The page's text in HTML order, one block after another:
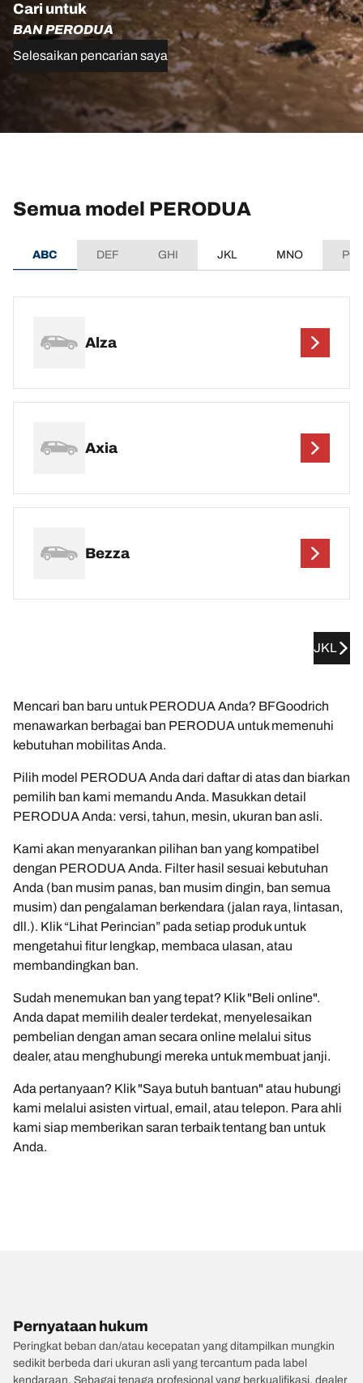
Cari untuk
BAN PERODUA
Selesaikan pencarian saya
Semua model PERODUA
ABC DEF GHI JKL MNO
Alza
Axia
Bezza
JKL
Mencari ban baru untuk PERODUA Anda? BFGoodrich
menawarkan berbagai ban PERODUA untuk memenuhi
kebutuhan mobilitas Anda.
Pilih model PERODUA Anda dari daftar di atas dan biarkan
pemilih ban kami memandu Anda. Masukkan detail
PERODUA Anda: versi, tahun, mesin, ukuran ban asli.
Kami akan menyarankan pilihan ban yang kompatibel
dengan PERODUA Anda. Filter hasil sesuai kebutuhan
Anda (ban musim panas, ban musim dingin, ban semua
musim) dan pengalaman berkendara (jalan raya, lintasan,
dll.). Klik “Lihat Perincian” pada setiap produk untuk
mengetahui fitur lengkap, membaca ulasan, atau
membandingkan ban.
Sudah menemukan ban yang tepat? Klik "Beli online".
Anda dapat memilih dealer terdekat, menyelesaikan
pembelian dengan aman secara online melalui situs
dealer, atau menghubungi mereka untuk membuat janji.
Ada pertanyaan? Klik "Saya butuh bantuan" atau hubungi
kami melalui asisten virtual, email, atau telepon. Para ahli
kami siap memberikan saran terbaik tentang ban untuk
Anda.
Pernyataan hukum
Peringkat beban dan/atau kecepatan yang ditampilkan mungkin
sedikit berbeda dari ukuran asli yang tercantum pada label
kendaraan. Sebagai tenaga profesional yang berkualifikasi, dealer